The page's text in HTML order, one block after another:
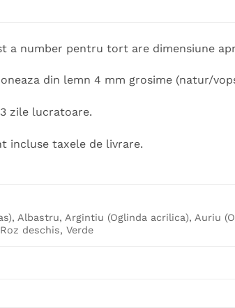
a number pentru tort are dimensiune
din lemn 4 mm grosime (natur/
zile lucratoare.
incluse taxele de livrare.
Albastru, Argintiu (Oglinda acrilica), Auriu
deschis, Verde